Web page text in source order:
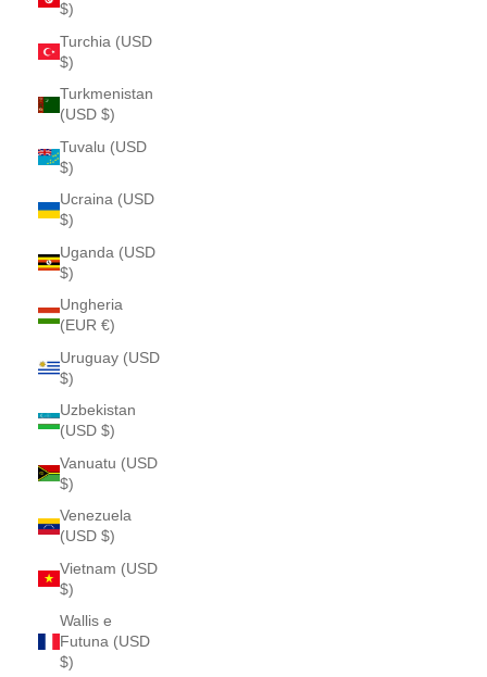
$)
Turchia (USD
$)
Turkmenistan
(USD $)
Tuvalu (USD
$)
Ucraina (USD
$)
Uganda (USD
$)
Ungheria
(EUR €)
Uruguay (USD
$)
Uzbekistan
(USD $)
Vanuatu (USD
$)
Venezuela
(USD $)
Vietnam (USD
$)
Wallis e
Futuna (USD
$)